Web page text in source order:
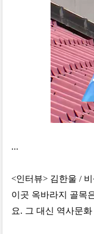
...
<인터뷰> 김한울 /
이곳 옥바라지 골목
요. 그 대신 역사문